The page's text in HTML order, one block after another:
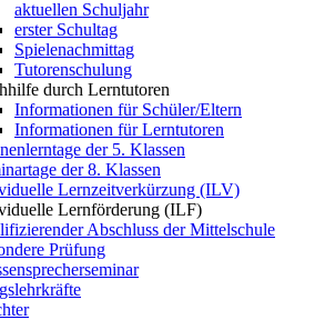
aktuellen Schuljahr
erster Schultag
Spielenachmittag
Tutorenschulung
durch Lerntutoren
Informationen für Schüler/Eltern
Informationen für Lerntutoren
der 5. Klassen
der 8. Klassen
Lernzeitverkürzung (ILV)
Lernförderung (ILF)
Abschluss der Mittelschule
Prüfung